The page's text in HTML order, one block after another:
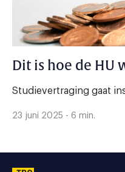
Dit is hoe de HU
Studievertraging gaat
23 juni 2025 - 6 min.